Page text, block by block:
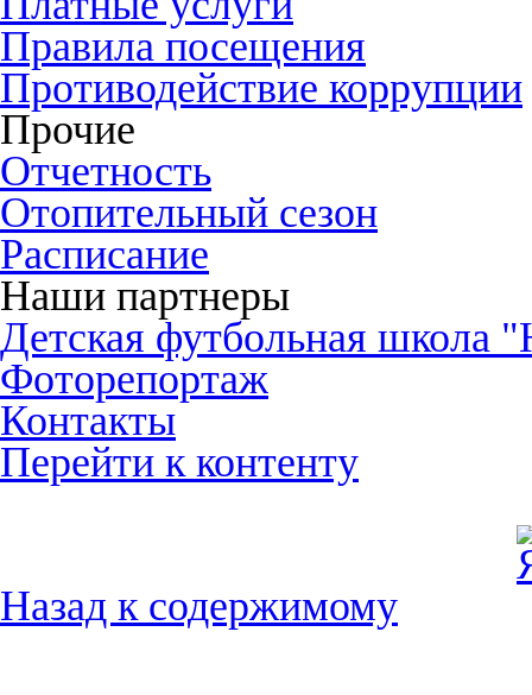
Правила посещения
Противодействие коррупции
Прочие
Отчетность
Отопительный сезон
Расписание
Наши партнеры
Детская футбольная школа
Фоторепортаж
Контакты
Перейти к контенту
Назад к содержимому